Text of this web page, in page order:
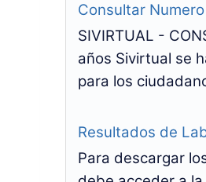
Consultar
SIVIRTUAL -
años Sivirtual se
para los
Resultados de
Para descargar